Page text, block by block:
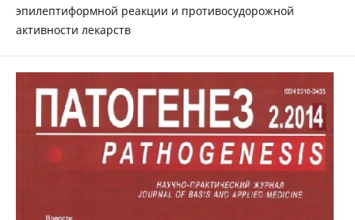
эпилептиформной реакции и противосудорожной
активности лекарств